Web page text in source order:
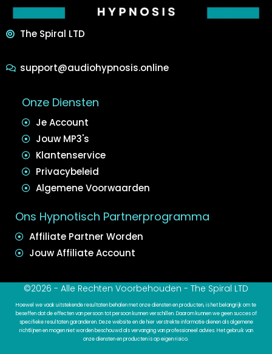
The Spiral LTD
support@audiohypnosis.online
Onze Diensten
Je Account
Jouw MP3's
Klantenservice
Privacybeleid
Algemene Voorwaarden
Ons Hypnotisch Partnerprogramma
Affiliate Partner Worden
Jouw Affiliate Account
©2026 - Alle Rechten Voorbehouden - The Spiral LTD
Hoewel we vaak uitstekende resultaten behalen met onze diensten en producten, is het belangrijk om te
beseffen dat de effecten van persoon tot persoon kunnen verschillen. Daarom kunnen we geen succes of
specifieke resultaten garanderen. Deze website en de hier verstrekte informatie dienen als algemene
richtlijnen en mogen niet worden beschouwd als vervanging van professioneel advies. Het gebruik van
onze diensten en producten is op eigen risico.